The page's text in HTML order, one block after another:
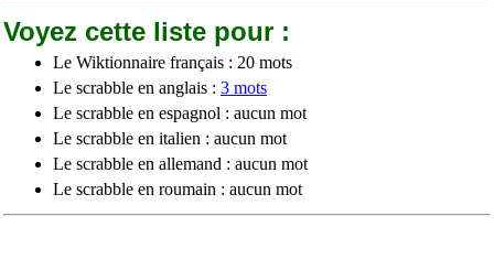
Voyez cette liste pour :
Le Wiktionnaire français : 20 mots
Le scrabble en anglais : 3 mots
Le scrabble en espagnol : aucun mot
Le scrabble en italien : aucun mot
Le scrabble en allemand : aucun mot
Le scrabble en roumain : aucun mot